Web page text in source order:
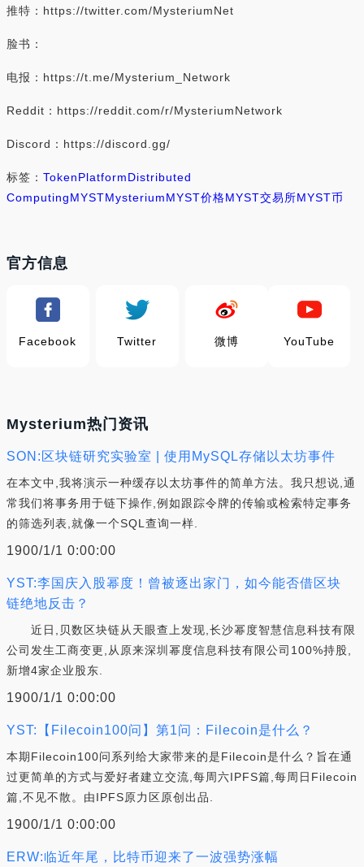
推特：https://twitter.com/MysteriumNet
脸书：
电报：https://t.me/Mysterium_Network
Reddit：https://reddit.com/r/MysteriumNetwork
Discord：https://discord.gg/
标签： TokenPlatformDistributed
ComputingMYSTMysteriumMYST价格MYST交易所MYST币
官方信息
Facebook Twitter 微博 YouTube
Mysterium热门资讯
SON:区块链研究实验室 | 使用MySQL存储以太坊事件
在本文中,我将演示一种缓存以太坊事件的简单方法。我只想说,通
常我们将事务用于链下操作,例如跟踪令牌的传输或检索特定事务
的筛选列表,就像一个SQL查询一样.
1900/1/1 0:00:00
YST:李国庆入股幂度！曾被逐出家门，如今能否借区块
链绝地反击？
近日,贝数区块链从天眼查上发现,长沙幂度智慧信息科技有限
公司发生工商变更,从原来深圳幂度信息科技有限公司100%持股,
新增4家企业股东.
1900/1/1 0:00:00
YST:【Filecoin100问】第1问：Filecoin是什么？
本期Filecoin100问系列给大家带来的是Filecoin是什么？旨在通
过更简单的方式与爱好者建立交流,每周六IPFS篇,每周日Filecoin
篇,不见不散。由IPFS原力区原创出品.
1900/1/1 0:00:00
ERW:临近年尾，比特币迎来了一波强势涨幅